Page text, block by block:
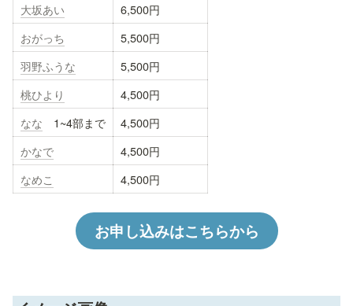
大坂あい
6,500円
おがっち
5,500円
羽野ふうな
5,500円
桃ひより
4,500円
なな 1~4部まで
4,500円
かなで
4,500円
なめこ
4,500円
お申し込みはこちらから